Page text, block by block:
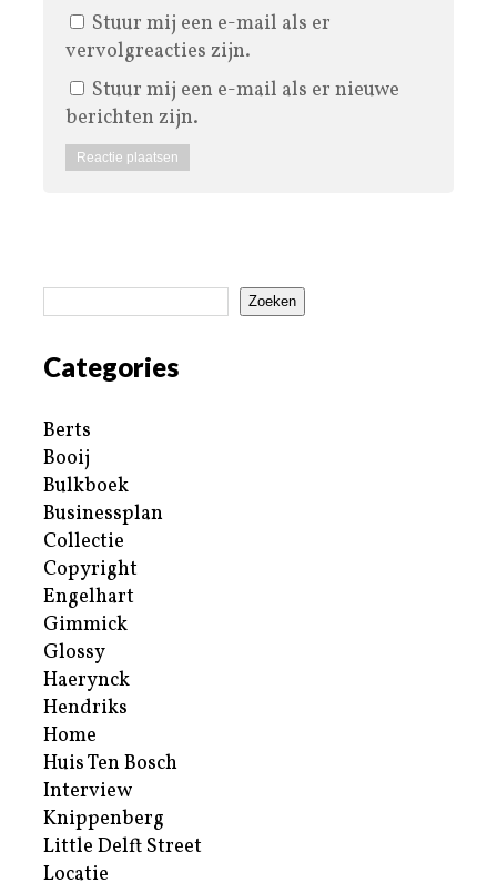
Stuur mij een e-mail als er
vervolgreacties zijn.
Stuur mij een e-mail als er nieuwe
berichten zijn.
Zoeken
Categories
Berts
Booij
Bulkboek
Businessplan
Collectie
Copyright
Engelhart
Gimmick
Glossy
Haerynck
Hendriks
Home
Huis Ten Bosch
Interview
Knippenberg
Little Delft Street
Locatie